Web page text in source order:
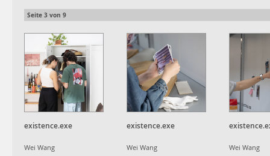
Seite 3 von 9
existence.exe
Wei Wang
existence.exe
Wei Wang Wei Wang